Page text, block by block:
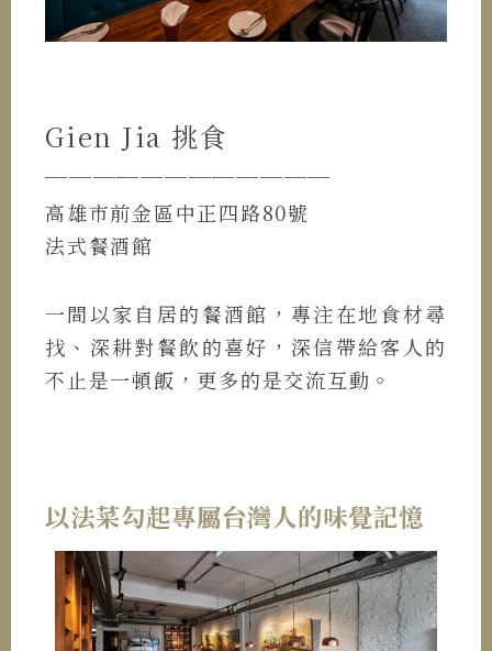
Gien Jia 挑食
────────────
高雄市前金區中正四路80號
法式餐酒館
一間以家自居的餐酒館，專注在地食材尋
找、深耕對餐飲的喜好，深信帶給客人的
不止是一頓飯，更多的是交流互動。
以法菜勾起專屬台灣人的味覺記憶